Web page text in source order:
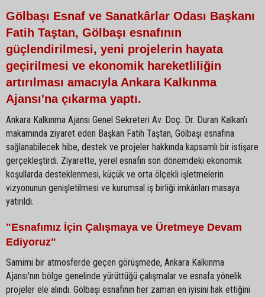
Gölbaşı Esnaf ve Sanatkârlar Odası Başkanı
Fatih Taştan, Gölbaşı esnafının
güçlendirilmesi, yeni projelerin hayata
geçirilmesi ve ekonomik hareketliliğin
artırılması amacıyla Ankara Kalkınma
Ajansı'na çıkarma yaptı.
Ankara Kalkınma Ajansı Genel Sekreteri Av. Doç. Dr. Duran Kalkan’ı
makamında ziyaret eden Başkan Fatih Taştan, Gölbaşı esnafına
sağlanabilecek hibe, destek ve projeler hakkında kapsamlı bir istişare
gerçekleştirdi. Ziyarette, yerel esnafın son dönemdeki ekonomik
koşullarda desteklenmesi, küçük ve orta ölçekli işletmelerin
vizyonunun genişletilmesi ve kurumsal iş birliği imkânları masaya
yatırıldı.
"Esnafımız İçin Çalışmaya ve Üretmeye Devam
Ediyoruz"
Samimi bir atmosferde geçen görüşmede, Ankara Kalkınma
Ajansı'nın bölge genelinde yürüttüğü çalışmalar ve esnafa yönelik
projeler ele alındı. Gölbaşı esnafının her zaman en iyisini hak ettiğini